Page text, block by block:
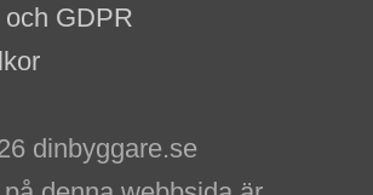
GDPR
dinbyggare.se